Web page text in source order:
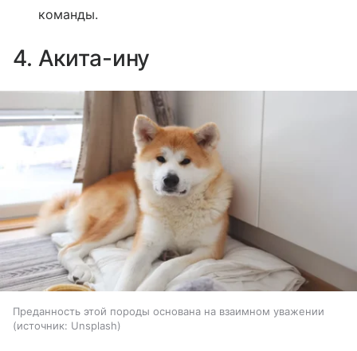
команды.
4. Акита-ину
Преданность этой породы основана на взаимном уважении
источник: Unsplash